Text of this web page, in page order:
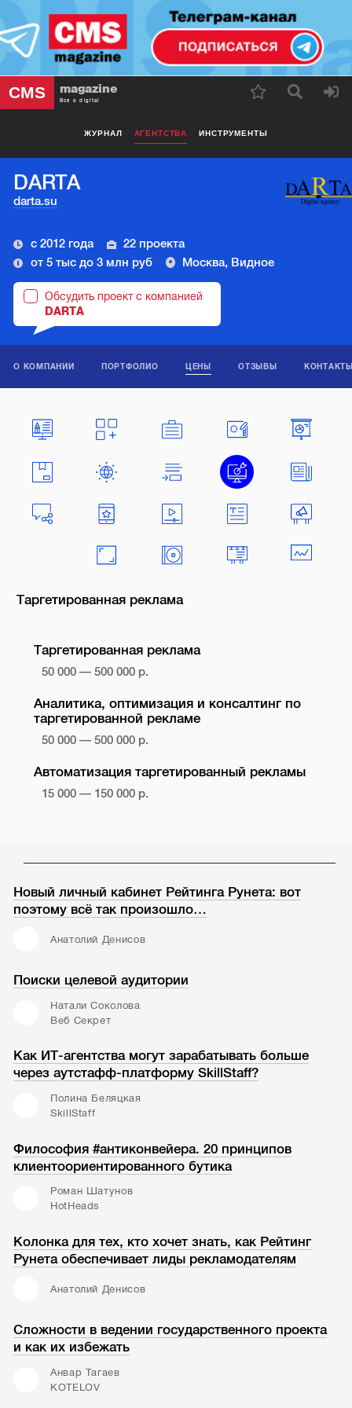
CMS magazine
Все о digital
ЖУРНАЛ АГЕНТСТВА ИНСТРУМЕНТЫ
DARTA
darta.su
с 2012 года
22 проекта
от 5 тыс до 3 млн руб
Москва, Видное
Обсудить проект с компанией
DARTA
О КОМПАНИИ ПОРТФОЛИО ЦЕНЫ ОТЗЫВЫ
Таргетированная реклама
Таргетированная реклама
50 000 — 500 000 р.
Аналитика, оптимизация и консалтинг по
таргетированной рекламе
50 000 — 500 000 р.
Автоматизация таргетированный рекламы
15 000 — 150 000 р.
Новый личный кабинет Рейтинга Рунета: вот
поэтому всё так произошло…
Анатолий Денисов
Поиски целевой аудитории
Натали Соколова
Веб Секрет
Как ИТ-агентства могут зарабатывать больше
через аутстафф-платформу SkillStaff?
Полина Беляцкая
SkillStaff
Философия #антиконвейера. 20 принципов
клиентоориентированного бутика
Роман Шатунов
HotHeads
Колонка для тех, кто хочет знать, как Рейтинг
Рунета обеспечивает лиды рекламодателям
Анатолий Денисов
Сложности в ведении государственного проекта
и как их избежать
Анвар Тагаев
KOTELOV